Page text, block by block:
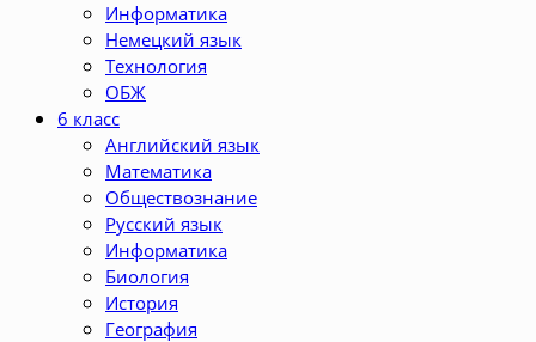
Информатика
Немецкий язык
Технология
ОБЖ
6 класс
Английский язык
Математика
Обществознание
Русский язык
Информатика
Биология
История
География